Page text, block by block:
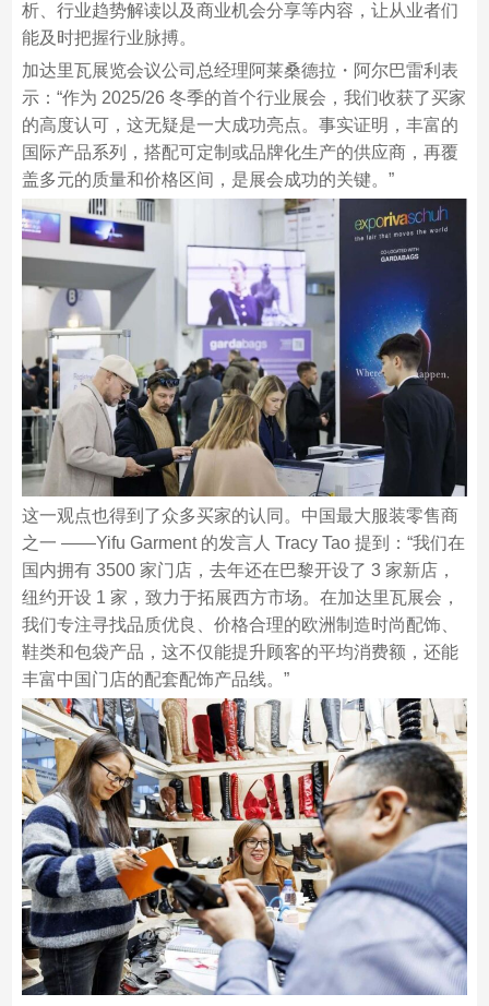
析、行业趋势解读以及商业机会分享等内容，让从业者们
能及时把握行业脉搏。
加达里瓦展览会议公司总经理阿莱桑德拉・阿尔巴雷利表
示：“作为 2025/26 冬季的首个行业展会，我们收获了买家
的高度认可，这无疑是一大成功亮点。事实证明，丰富的
国际产品系列，搭配可定制或品牌化生产的供应商，再覆
盖多元的质量和价格区间，是展会成功的关键。”
这一观点也得到了众多买家的认同。中国最大服装零售商
之一 ——Yifu Garment 的发言人 Tracy Tao 提到：“我们在
国内拥有 3500 家门店，去年还在巴黎开设了 3 家新店，
纽约开设 1 家，致力于拓展西方市场。在加达里瓦展会，
我们专注寻找品质优良、价格合理的欧洲制造时尚配饰、
鞋类和包袋产品，这不仅能提升顾客的平均消费额，还能
丰富中国门店的配套配饰产品线。”